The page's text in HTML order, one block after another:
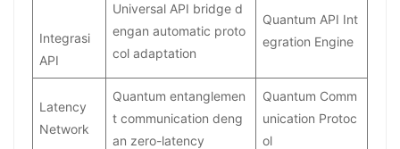
Integrasi
API
Universal API bridge d
engan automatic proto
col adaptation
Quantum API Int
egration Engine
Latency
Network
Quantum entanglemen
t communication deng
an zero-latency
Quantum Comm
unication Protoc
ol